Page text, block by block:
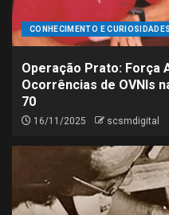
CONHECIMENTO E CURIOSIDADES
Operação Prato: Força
Ocorrências de OVNIs
70
16/11/2025 scsmdigital